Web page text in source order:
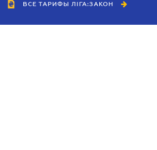
ВСЕ ТАРИФЫ ЛІГА:ЗАКОН